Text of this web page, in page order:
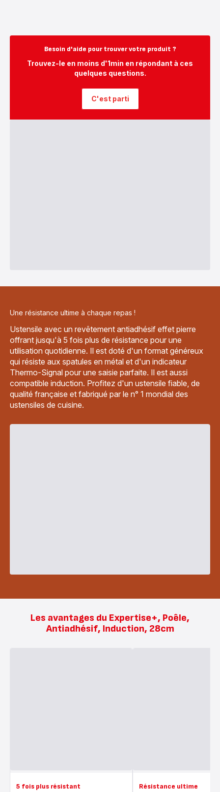
Besoin d'aide pour trouver votre produit ?
Trouvez-le en moins d'1min en répondant à ces
quelques questions.
C'est parti
Une résistance ultime à chaque repas !
Ustensile avec un revêtement antiadhésif effet pierre
offrant jusqu'à 5 fois plus de résistance pour une
utilisation quotidienne. Il est doté d'un format généreux
qui résiste aux spatules en métal et d'un indicateur
Thermo-Signal pour une saisie parfaite. Il est aussi
compatible induction. Profitez d'un ustensile fiable, de
qualité française et fabriqué par le n° 1 mondial des
ustensiles de cuisine.
Les avantages du Expertise+, Poêle,
Antiadhésif, Induction, 28cm
5 fois plus résistant
Résistance ultime